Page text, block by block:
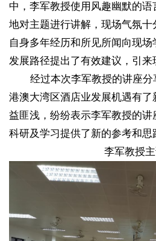
中，李军教授使用风趣幽默的
地对主题进行讲解，现场气氛
自身多年经历和所见所闻向现
发展路径提出了有效建议，引来
经过本次李军教授的讲座分
港澳大湾区酒店业发展机遇有
益匪浅，纷纷表示李军教授的讲
科研及学习提供了新的参考和思
李军教授